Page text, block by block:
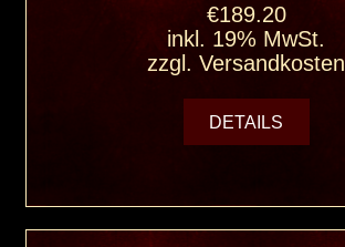
€189.20
inkl. 19% MwSt.
zzgl.Versandkosten
DETAILS